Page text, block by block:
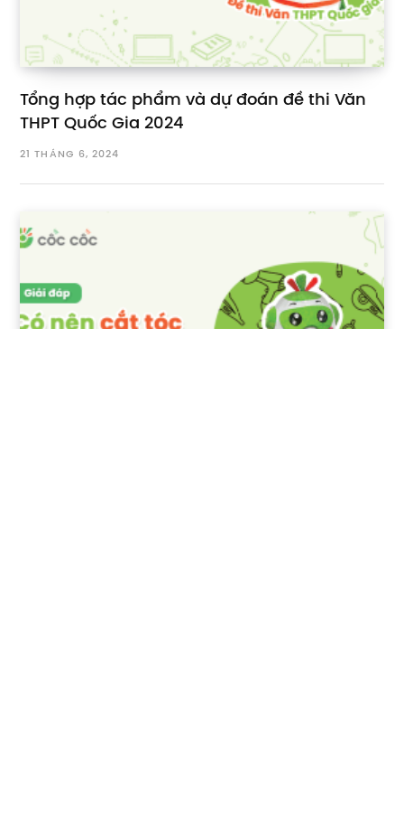
Tổng hợp tác phẩm và dự đoán đề thi Văn
THPT Quốc Gia 2024
21 THÁNG 6, 2024